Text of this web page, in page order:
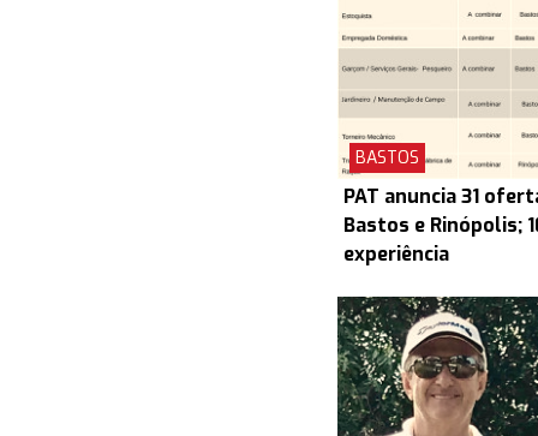
BASTOS
PAT anuncia 31
Bastos e Rinópolis;
experiência